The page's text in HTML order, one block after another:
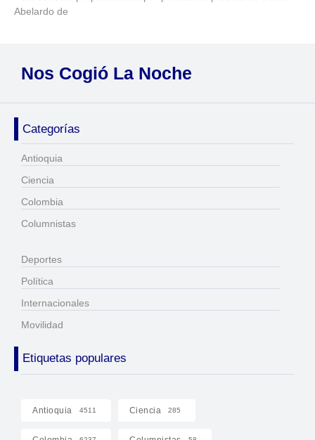
Abelardo de
Nos Cogió La Noche
Categorías
Antioquia
Ciencia
Colombia
Columnistas
Deportes
Política
Internacionales
Movilidad
Etiquetas populares
Antioquia 4511 Ciencia 285